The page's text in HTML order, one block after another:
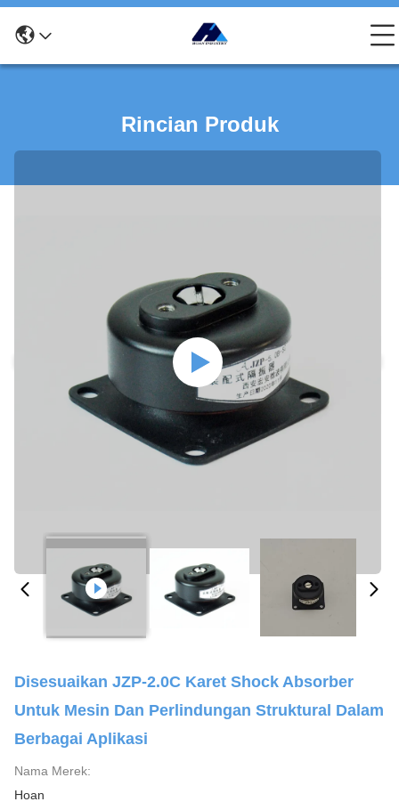
Rincian Produk
Disesuaikan JZP-2.0C Karet Shock Absorber
Untuk Mesin Dan Perlindungan Struktural Dalam
Berbagai Aplikasi
Nama Merek:
Hoan